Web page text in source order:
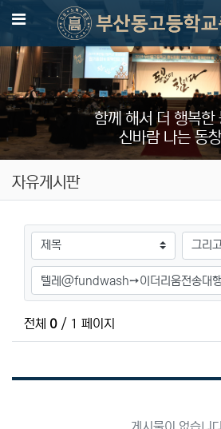
함께 해서 더 행복한
신바람 나는 동
메뉴
자유게시판
검색대상
검색어
전체 0 / 1 페이지